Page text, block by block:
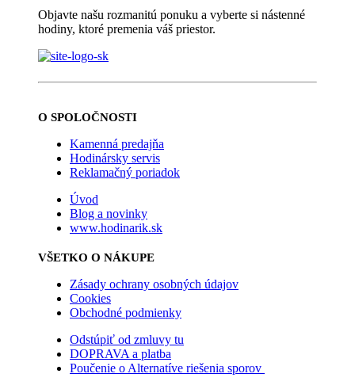
Objavte našu rozmanitú ponuku a vyberte si nástenné
hodiny, ktoré premenia váš priestor.
O SPOLOČNOSTI
Kamenná predajňa
Hodinársky servis
Reklamačný poriadok
Úvod
Blog a novinky
www.hodinarik.sk
VŠETKO O NÁKUPE
Zásady ochrany osobných údajov
Cookies
Obchodné podmienky
Odstúpiť od zmluvy tu
DOPRAVA a platba
Poučenie o Alternatíve riešenia sporov